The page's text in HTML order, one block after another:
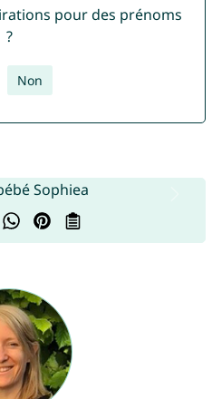
pour des prénoms
?
Non